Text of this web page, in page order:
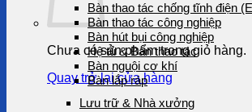
Chưa có sản phẩm trong giỏ hàng.
Quay trở lại cửa hàng
Bàn thao tác chống tĩnh điện
Bàn thao tác công nghiệp
Bàn hút bụi công nghiệp
Hệ tủ & Bàn thao tác
Bàn nguội cơ khí
Bàn lắp ráp
Lưu trữ & Nhà xưởng